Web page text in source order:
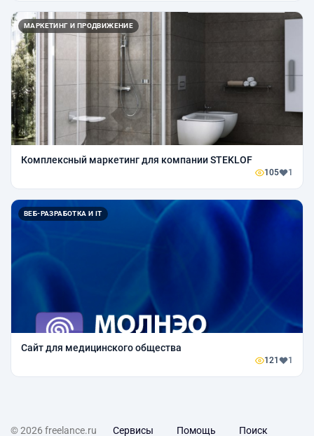
МАРКЕТИНГ И ПРОДВИЖЕНИЕ
Комплексный маркетинг для компании STEKLOF
105 1
ВЕБ-РАЗРАБОТКА И IT
Сайт для медицинского общества
121 1
© 2026 freelance.ru Сервисы Помощь Поиск